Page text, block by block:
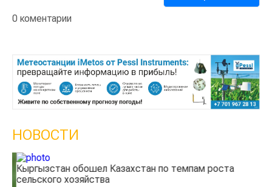
0 коментарии
НОВОСТИ
Кыргызстан обошел Казахстан по темпам роста
сельского хозяйства